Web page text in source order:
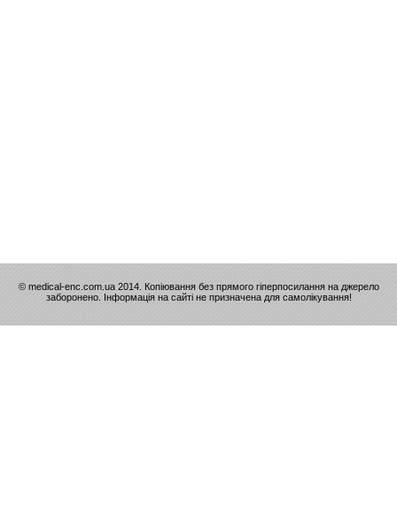
© medical-enc.com.ua 2014. Копіювання без прямого гіперпосилання на джерело
заборонено. Інформація на сайті не призначена для самолікування!